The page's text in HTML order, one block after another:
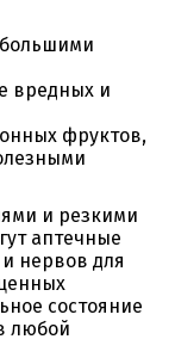
вредных и
фруктов,
и резкими
аптечные
нервов для
состояние
любой